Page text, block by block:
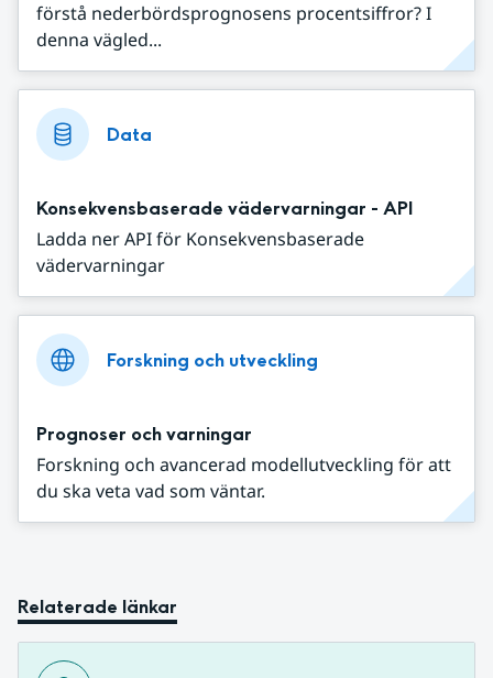
förstå nederbördsprognosens procentsiffror? I
denna vägled...
Data
Konsekvensbaserade vädervarningar - API
Ladda ner API för Konsekvensbaserade
vädervarningar
Forskning och utveckling
Prognoser och varningar
Forskning och avancerad modellutveckling för att
du ska veta vad som väntar.
Relaterade länkar